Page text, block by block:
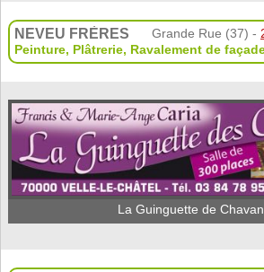
NEVEU FRÈRES Grande Rue (37) -
Peinture, Plâtrerie, Ravalement de
La Guinguette de